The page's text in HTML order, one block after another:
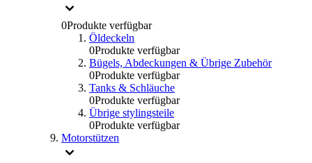
0Produkte verfügbar
Öldeckeln
0Produkte verfügbar
Bügels, Abdeckungen & Übrige Zubehör
0Produkte verfügbar
Tanks & Schläuche
0Produkte verfügbar
Übrige stylingsteile
0Produkte verfügbar
Motorstützen